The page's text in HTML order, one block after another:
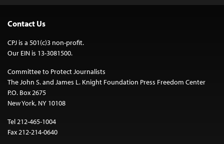
Contact Us
CPJ is a 501(c)3 non-profit.
Our EIN is 13-3081500.
Committee to Protect Journalists
The John S. and James L. Knight Foundation Press Freedom Center
P.O. Box 2675
New York, NY 10108
Tel 212-465-1004
Fax 212-214-0640